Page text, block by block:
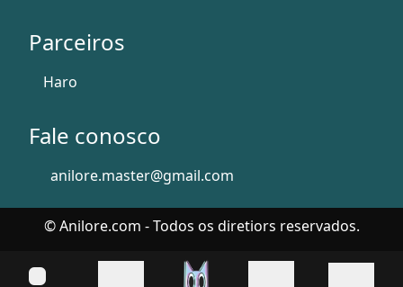
Parceiros
Haro
Fale conosco
anilore.master@gmail.com
© Anilore.com - Todos os diretiors reservados.